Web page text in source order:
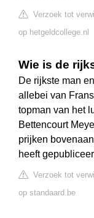
Verzoek tot
op hetgeldcollege.nl
Wie is de
De rijkste man
allebei van
topman van het
Bettencourt
prijken
heeft
Verzoek tot
op standaard.be